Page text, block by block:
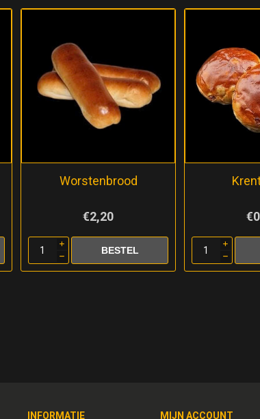
Worstenbrood
€2,20
i
h
i
h
INFORMATIE MIJN ACCOUNT